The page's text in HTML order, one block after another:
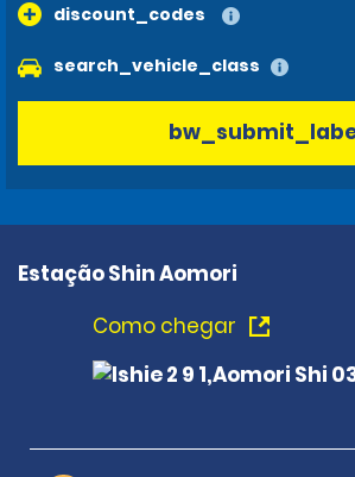
discount_codes
search_vehicle_class
Estação Shin Aomori
Como chegar